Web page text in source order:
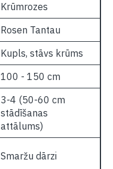
Krūmrozes
Rosen Tantau
Kupls, stāvs krūms
100 - 150 cm
3-4 (50-60 cm
stādīšanas
attālums)
Smaržu dārzi